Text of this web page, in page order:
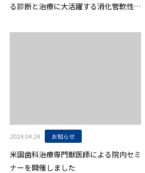
る診断と治療に大活躍する消化管軟性内
2024.04.24 お知らせ
米国歯科治療専門獣医師による院内セミ
ナーを開催しました